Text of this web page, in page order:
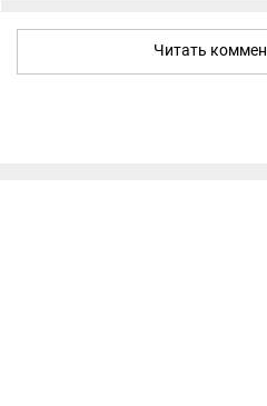
Читать